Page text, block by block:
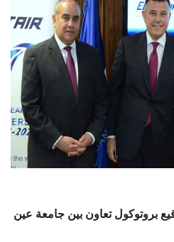
بروتوكول تعاون بين جامعة عين